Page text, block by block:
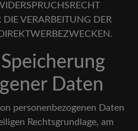
VERARBEITUNG DER
Daten
personenbezogenen Daten
Rechtsgrundlage, am